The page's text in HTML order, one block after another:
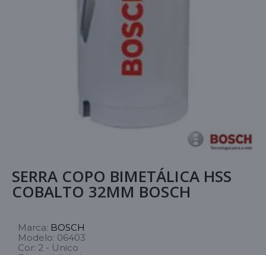
SERRA COPO BIMETÁLICA HSS
COBALTO 32MM BOSCH
Marca: BOSCH
Modelo: 06403
Cor: 2 - Unico